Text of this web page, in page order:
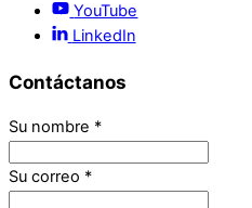
YouTube
LinkedIn
Contáctanos
Su nombre *
Su correo *